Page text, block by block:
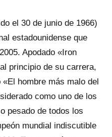
el 30 de junio de 1966)
estadounidense que
Apodado «Iron
principio de su carrera,
hombre más malo del
como uno de los
pesado de todos los
mundial indiscutible